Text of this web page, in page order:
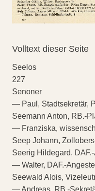
Volltext dieser Seite
Seelos
227
Senoner
— Paul, Stadtsekretär,
Seemann Anton, RB.-
— Franziska,
Seep Johann,
Seerig Hildegard,
— Walter, DAF.-
Seewald Alois,